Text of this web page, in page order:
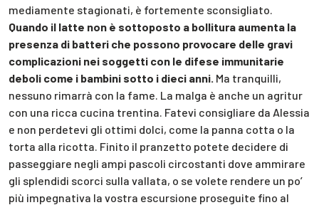
mediamente stagionati, è fortemente sconsigliato.
Quando il latte non è sottoposto a bollitura aumenta la
presenza di batteri che possono provocare delle gravi
complicazioni nei soggetti con le difese immunitarie
deboli come i bambini sotto i dieci anni. Ma tranquilli,
nessuno rimarrà con la fame. La malga è anche un agritur
con una ricca cucina trentina. Fatevi consigliare da Alessia
e non perdetevi gli ottimi dolci, come la panna cotta o la
torta alla ricotta. Finito il pranzetto potete decidere di
passeggiare negli ampi pascoli circostanti dove ammirare
gli splendidi scorci sulla vallata, o se volete rendere un po’
più impegnativa la vostra escursione proseguite fino al